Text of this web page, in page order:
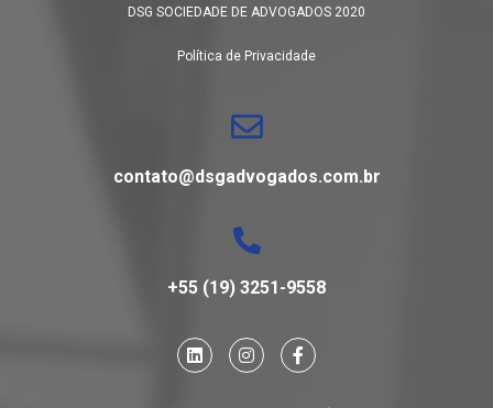
DSG SOCIEDADE DE ADVOGADOS 2020
Política de Privacidade
contato@dsgadvogados.com.br
+55 (19) 3251-9558